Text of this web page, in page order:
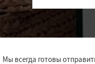
Мы всегда готовы